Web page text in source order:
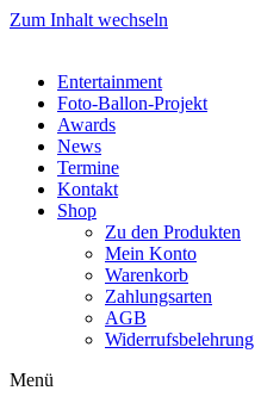
Zum Inhalt wechseln
Entertainment
Foto-Ballon-Projekt
Awards
News
Termine
Kontakt
Shop
Zu den Produkten
Mein Konto
Warenkorb
Zahlungsarten
AGB
Widerrufsbelehrung
Menü